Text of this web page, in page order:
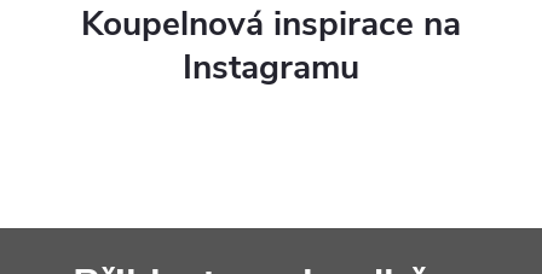
Koupelnová inspirace na
Instagramu